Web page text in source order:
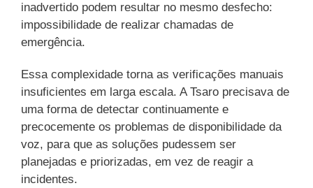
inadvertido podem resultar no mesmo desfecho:
impossibilidade de realizar chamadas de
emergência.
Essa complexidade torna as verificações manuais
insuficientes em larga escala. A Tsaro precisava de
uma forma de detectar continuamente e
precocemente os problemas de disponibilidade da
voz, para que as soluções pudessem ser
planejadas e priorizadas, em vez de reagir a
incidentes.